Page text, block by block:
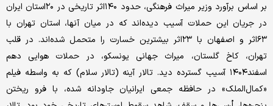
بر اساس برآورد وزیر میراث فرهنگی، حدود ۱۴۰اثر تاریخی در ۲۰استان ایران
در جریان این حملات آسیب دیده‌اند که در میان آنها، استان تهران با
۶۳اثر و اصفهان با ۲۳اثر بیشترین خسارت را متحمل شده‌اند. در قلب
تهران، کاخ گلستان، میراث جهانی یونسکو، در حملات هوایی دهم
اسفند۱۴۰۴ آسیب گسترده دید. تالار آینه (تالار سلام) که به واسطه فیلم
«کمال‌الملک» در حافظه جمعی ایرانیان جاودانه شده، با فرو ریختن